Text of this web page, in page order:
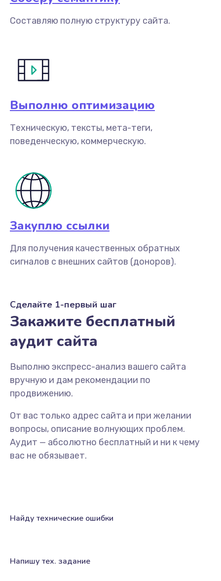
Составляю полную структуру сайта.
Выполню оптимизацию
Техническую, тексты, мета-теги,
поведенческую, коммерческую.
Закуплю ссылки
Для получения качественных обратных
сигналов с внешних сайтов (доноров).
Сделайте 1-первый шаг
Закажите бесплатный
аудит сайта
Выполню экспресс-анализ вашего сайта
вручную и дам рекомендации по
продвижению.
От вас только адрес сайта и при желании
вопросы, описание волнующих проблем.
Аудит — абсолютно бесплатный и ни к чему
вас не обязывает.
Найду технические ошибки
Напишу тех. задание